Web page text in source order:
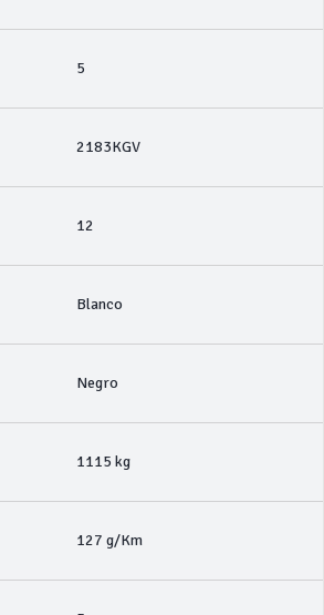
5
2183KGV
12
Blanco
Negro
1115 kg
127 g/Km